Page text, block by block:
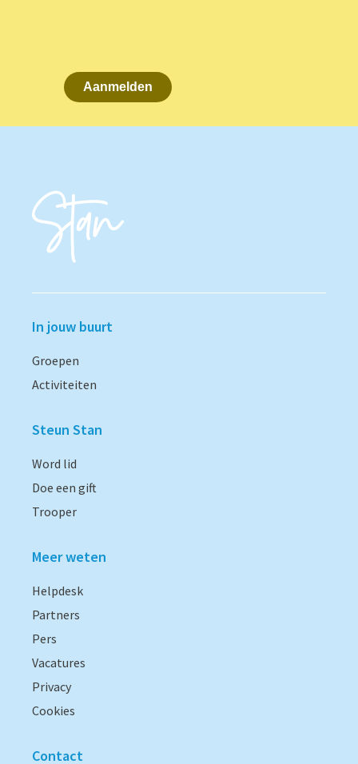
Aanmelden
In jouw buurt
Groepen
Activiteiten
Steun Stan
Word lid
Doe een gift
Trooper
Meer weten
Helpdesk
Partners
Pers
Vacatures
Privacy
Cookies
Contact